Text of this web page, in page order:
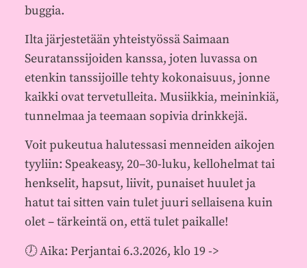
buggia.
Ilta järjestetään yhteistyössä Saimaan
Seuratanssijoiden kanssa, joten luvassa on
etenkin tanssijoille tehty kokonaisuus, jonne
kaikki ovat tervetulleita. Musiikkia, meininkiä,
tunnelmaa ja teemaan sopivia drinkkejä.
Voit pukeutua halutessasi menneiden aikojen
tyyliin: Speakeasy, 20–30-luku, kellohelmat tai
henkselit, hapsut, liivit, punaiset huulet ja
hatut tai sitten vain tulet juuri sellaisena kuin
olet – tärkeintä on, että tulet paikalle!
🕖 Aika: Perjantai 6.3.2026, klo 19 ->